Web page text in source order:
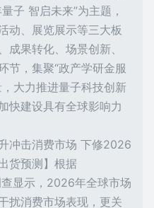
子 智启未来”为主题，
动、展览展示等三大板
成果转化、场景创新、
节，集聚“政产学研金服
大力推进量子科技创新
快建设具有全球影响力
冲击消费市场 下修2026
货预测】根据
显示，2026年全球市场
扰消费市场表现，更关